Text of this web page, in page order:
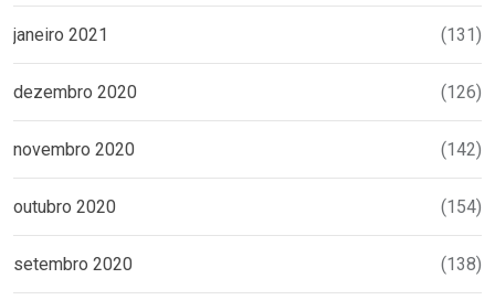
janeiro 2021 (131)
dezembro 2020 (126)
novembro 2020 (142)
outubro 2020 (154)
setembro 2020 (138)